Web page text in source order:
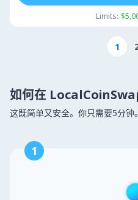
Limits:
1
如何在
这既简单又安全。你只需要5分钟。
1